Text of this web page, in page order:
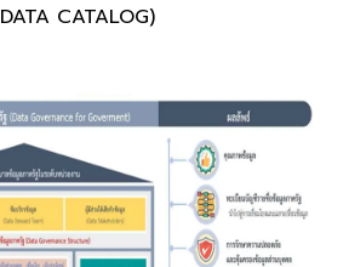
DATA CATALOG)